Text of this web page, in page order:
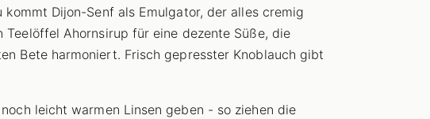
kommt Dijon-Senf als Emulgator, der alles cremig
Teelöffel Ahornsirup für eine dezente Süße, die
Bete harmoniert. Frisch gepresster Knoblauch gibt
leicht warmen Linsen geben - so ziehen die